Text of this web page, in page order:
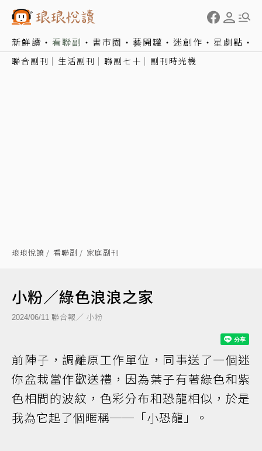
新鮮讀 看聯副 書市圈 藝開罐 迷創作 星劇點
聯合副刊 生活副刊 聯副七十 副刊時光機
琅琅悅讀 看聯副 家庭副刊
小粉／綠色浪浪之家
2024/06/11 聯合報／ 小粉
前陣子，調離原工作單位，同事送了一個迷
你盆栽當作歡送禮，因為葉子有著綠色和紫
色相間的波紋，色彩分布和恐龍相似，於是
我為它起了個暱稱──「小恐龍」。